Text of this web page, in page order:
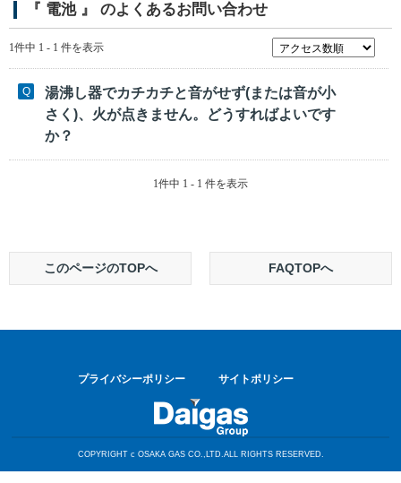
『 電池 』 のよくあるお問い合わせ
1件中 1 - 1 件を表示
湯沸し器でカチカチと音がせず(または音が小
さく)、火が点きません。どうすればよいです
か？
1件中 1 - 1 件を表示
このページのTOPへ FAQTOPへ
プライバシーポリシー サイトポリシー
COPYRIGHT c OSAKA GAS CO.,LTD.ALL RIGHTS RESERVED.